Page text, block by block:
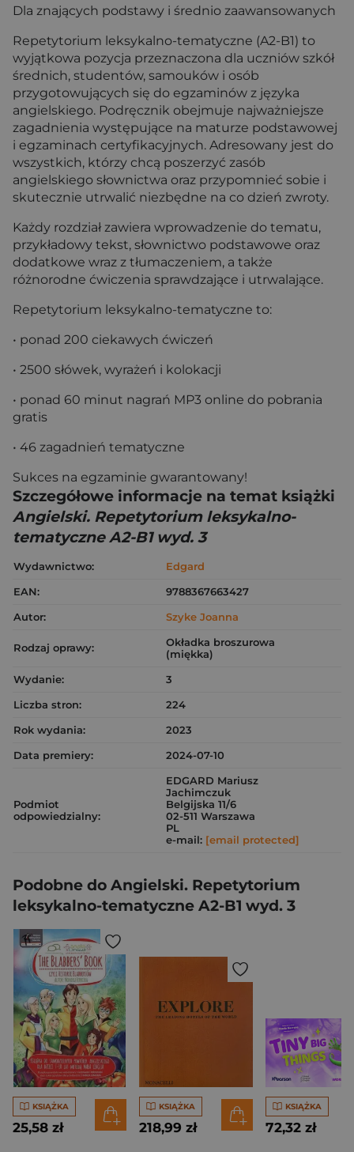
Dla znających podstawy i średnio zaawansowanych
Repetytorium leksykalno-tematyczne (A2-B1) to
wyjątkowa pozycja przeznaczona dla uczniów szkół
średnich, studentów, samouków i osób
przygotowujących się do egzaminów z języka
angielskiego. Podręcznik obejmuje najważniejsze
zagadnienia występujące na maturze podstawowej
i egzaminach certyfikacyjnych. Adresowany jest do
wszystkich, którzy chcą poszerzyć zasób
angielskiego słownictwa oraz przypomnieć sobie i
skutecznie utrwalić niezbędne na co dzień zwroty.
Każdy rozdział zawiera wprowadzenie do tematu,
przykładowy tekst, słownictwo podstawowe oraz
dodatkowe wraz z tłumaczeniem, a także
różnorodne ćwiczenia sprawdzające i utrwalające.
Repetytorium leksykalno-tematyczne to:
• ponad 200 ciekawych ćwiczeń
• 2500 słówek, wyrażeń i kolokacji
• ponad 60 minut nagrań MP3 online do pobrania
gratis
• 46 zagadnień tematyczne
Sukces na egzaminie gwarantowany!
Szczegółowe informacje na temat książki
Angielski. Repetytorium leksykalno-
tematyczne A2-B1 wyd. 3
Wydawnictwo:
Edgard
EAN:
9788367663427
Autor:
Szyke Joanna
Rodzaj oprawy:
Okładka broszurowa
(miękka)
Wydanie:
3
Liczba stron:
224
Rok wydania:
2023
Data premiery:
2024-07-10
Podmiot
odpowiedzialny:
EDGARD Mariusz
Jachimczuk
Belgijska 11/6
02-511 Warszawa
PL
e-mail: [email protected]
Podobne do Angielski. Repetytorium
leksykalno-tematyczne A2-B1 wyd. 3
KSIĄŻKA
25,58 zł
KSIĄŻKA
218,99 zł
KSIĄŻKA
72,32 zł